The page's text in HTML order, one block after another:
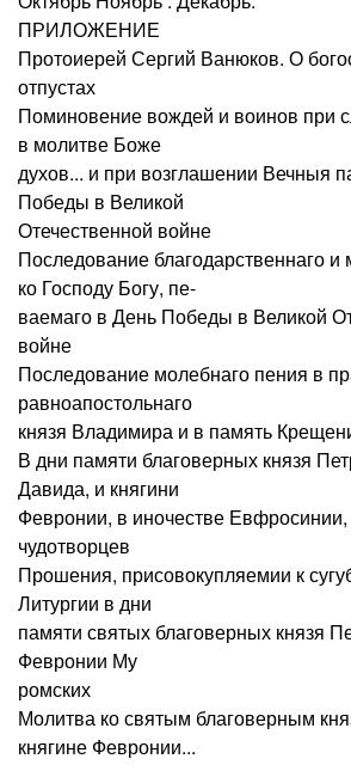
ПРИЛОЖЕНИЕ
Протоиерей Сергий Ванюков. О
отпустах
Поминовение вождей и воинов при
в молитве Боже
духов... и при возглашении Вечныя
Победы в Великой
Отечественной войне
Последование благодарственнаго и
ко Господу Богу, пе-
ваемаго в День Победы в Великой
войне
Последование молебнаго пения в
равноапостольнаго
князя Владимира и в память
В дни памяти благоверных князя
Давида, и княгини
Февронии, в иночестве
чудотворцев
Прошения, присовокупляемии к
Литургии в дни
памяти святых благоверных князя
Февронии Му
ромских
Молитва ко святым благоверным
княгине Февронии...